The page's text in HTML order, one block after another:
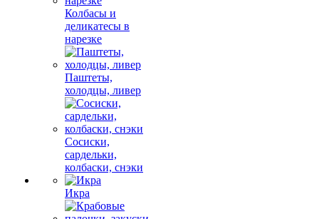
Колбасы и
деликатесы в
нарезке
Паштеты,
холодцы, ливер
Сосиски,
сардельки,
колбаски, снэки
Икра